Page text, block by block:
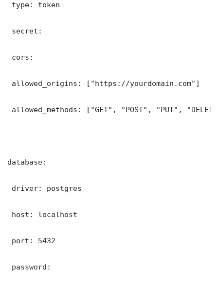
type: token
secret:
cors:
allowed_origins: ["https://yourdomain.com"]
allowed_methods: ["GET", "POST", "PUT",
database:
driver: postgres
host: localhost
port: 5432
password: